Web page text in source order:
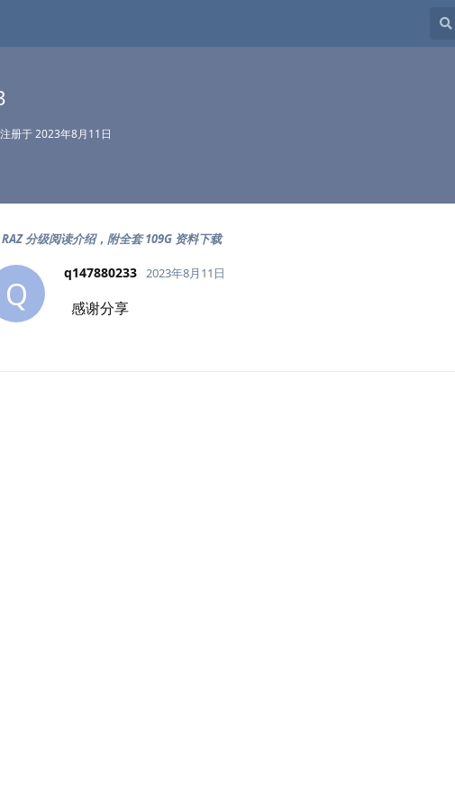
注册于2023年8月11日
RAZ 分级阅读介绍，附全套 109G 资料下载
Q
q147880233 2023年8月11日
感谢分享